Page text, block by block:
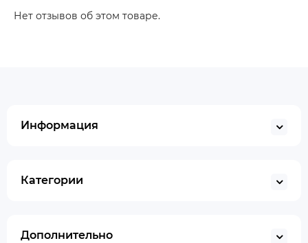
Нет отзывов об этом товаре.
Информация
Категории
Дополнительно